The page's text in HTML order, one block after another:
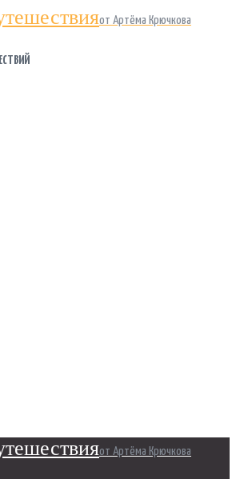
от Артёма Крючкова
от Артёма Крючкова